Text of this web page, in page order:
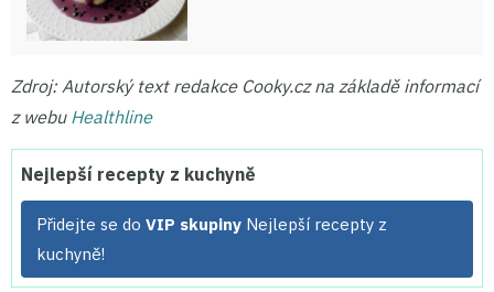
Zdroj: Autorský text redakce Cooky.cz na základě informací
z webu Healthline
Nejlepší recepty z kuchyně
Přidejte se do VIP skupiny Nejlepší recepty z
kuchyně!